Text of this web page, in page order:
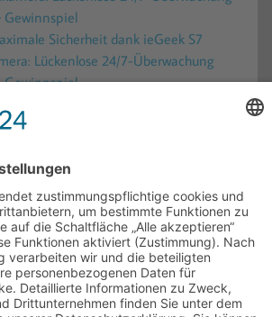
Gewinnspiel
Sicherheit dank ieGeek S7
Lückenlose 24/7-Überwachung
Lebenslage?